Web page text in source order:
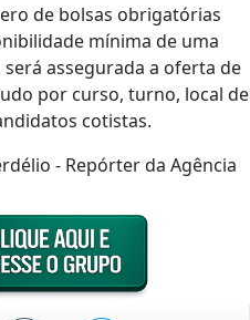
de bolsas obrigatórias
mínima de uma
assegurada a oferta de
por curso, turno, local de
cotistas.
- Repórter da Agência